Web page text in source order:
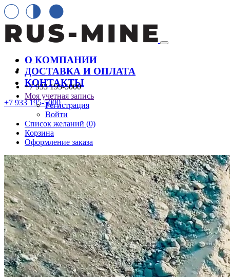
О КОМПАНИИ
ДОСТАВКА И ОПЛАТА
КОНТАКТЫ
+7 933 195-5000
+7 933 195-5000
Моя учетная запись
Регистрация
Войти
Список желаний (0)
Корзина
Оформление заказа